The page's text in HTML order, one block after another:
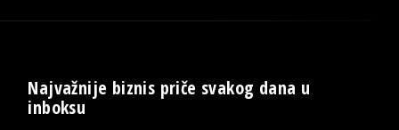
Najvažnije biznis priče svakog dana u
inboksu